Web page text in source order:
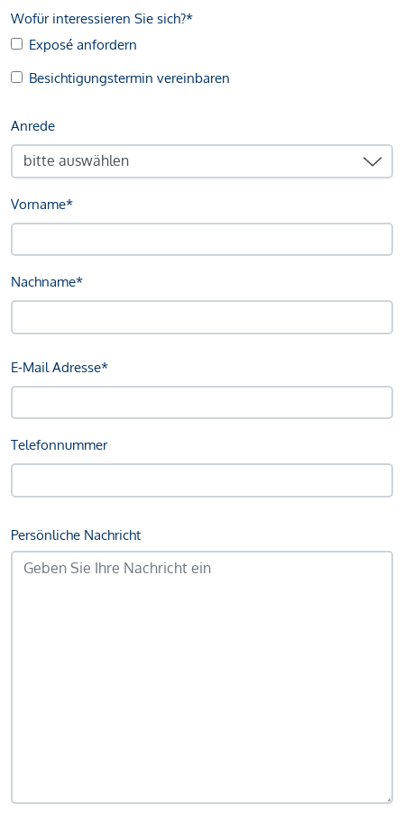
Wofür interessieren Sie sich?*
Exposé anfordern
Besichtigungstermin vereinbaren
Anrede
Vorname*
Nachname*
E-Mail Adresse*
Telefonnummer
Persönliche Nachricht